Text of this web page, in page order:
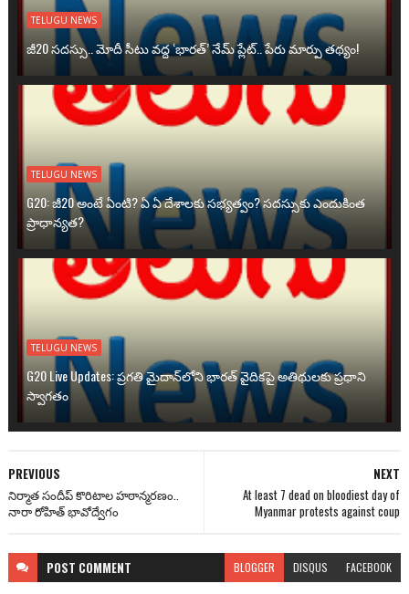
TELUGU NEWS
జీ20 సదస్సు.. మోదీ సీటు వద్ద ‘భారత్’ నేమ్ ప్లేట్‌.. పేరు మార్పు తథ్యం!
TELUGU NEWS
G20: జీ20 అంటే ఏంటి? ఏ ఏ దేశాలకు సభ్యత్వం? సదస్సుకు ఎందుకింత
ప్రాధాన్యత?
TELUGU NEWS
G20 Live Updates: ప్రగతి మైదాన్‌లోని భారత్ వైదికపై అతిథులకు ప్రధాని
స్వాగతం
NEXT
At least 7 dead on bloodiest day of
Myanmar protests against coup
PREVIOUS
నిర్మాత సందీప్ కొరిటాల హఠాన్మరణం..
నారా రోహిత్ భావోద్వేగం
POST COMMENT BLOGGER DISQUS FACEBOOK